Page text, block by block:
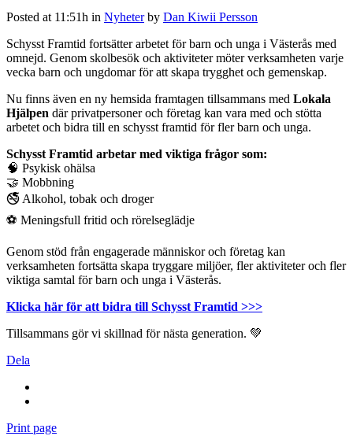
Posted at 11:51h in Nyheter by Dan Kiwii Persson
Schysst Framtid fortsätter arbetet för barn och unga i Västerås med
omnejd. Genom skolbesök och aktiviteter möter verksamheten varje
vecka barn och ungdomar för att skapa trygghet och gemenskap.
Nu finns även en ny hemsida framtagen tillsammans med Lokala
Hjälpen där privatpersoner och företag kan vara med och stötta
arbetet och bidra till en schysst framtid för fler barn och unga.
Schysst Framtid arbetar med viktiga frågor som:
🧠 Psykisk ohälsa
🤝 Mobbning
🚭 Alkohol, tobak och droger
⚽ Meningsfull fritid och rörelseglädje
Genom stöd från engagerade människor och företag kan
verksamheten fortsätta skapa tryggare miljöer, fler aktiviteter och fler
viktiga samtal för barn och unga i Västerås.
Klicka här för att bidra till Schysst Framtid >>>
Tillsammans gör vi skillnad för nästa generation. 💚
Dela
Print page